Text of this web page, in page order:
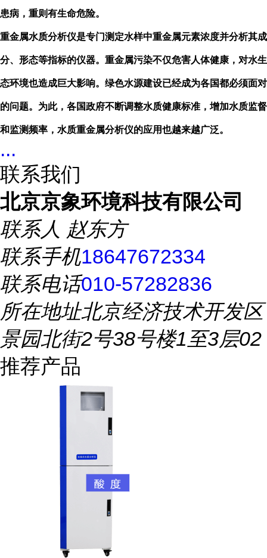
患病，重则有生命危险。
重金属水质分析仪是专门测定水样中重金属元素浓度并分析其成
分、形态等指标的仪器。重金属污染不仅危害人体健康，对水生
态环境也造成巨大影响。绿色水源建设已经成为各国都必须面对
的问题。为此，各国政府不断调整水质健康标准，增加水质监督
和监测频率，水质重金属分析仪的应用也越来越广泛。
...
联系我们
北京京象环境科技有限公司
联系人 赵东方
联系手机18647672334
联系电话010-57282836
所在地址北京经济技术开发区
景园北街2号38号楼1至3层02
推荐产品